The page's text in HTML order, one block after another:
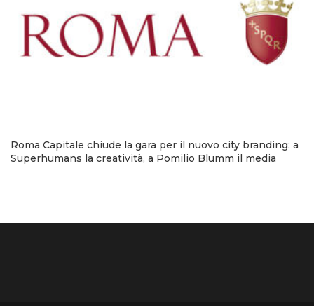
Roma Capitale chiude la gara per il nuovo city branding: a
Superhumans la creatività, a Pomilio Blumm il media